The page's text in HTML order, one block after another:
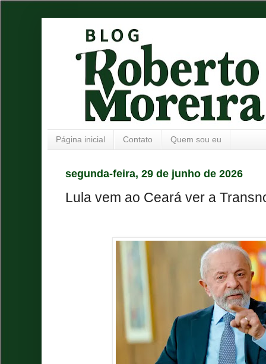
Página inicial Contato Quem sou eu
segunda-feira, 29 de junho de 2026
Lula vem ao Ceará ver a